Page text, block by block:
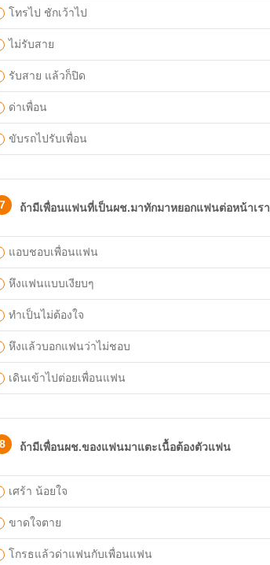
โทรไป ชักเว้าไป
ไม่รับสาย
รับสาย แล้วก็ปิด
ด่าเพื่อน
ขับรถไปรับเพื่อน
7 ถ้ามีเพื่อนแฟนที่เป็นผช.มาทักมาหยอกแฟนต่อหน้าเรา
แอบชอบเพื่อนแฟน
หึงแฟนแบบเงียบๆ
ทำเป็นไม่ต้องใจ
หึงแล้วบอกแฟนว่าไม่ชอบ
เดินเข้าไปต่อยเพื่อนแฟน
8 ถ้ามีเพื่อนผช.ของแฟนมาแตะเนื้อต้องตัวแฟน
เศร้า น้อยใจ
ขาดใจตาย
โกรธแล้วด่าแฟนกับเพื่อนแฟน